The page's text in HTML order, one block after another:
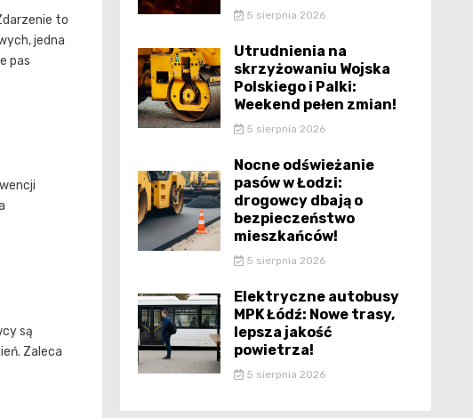
to
jedna
pas
są
Zaleca
5 sierpnia 2026
Utrudnienia na
skrzyżowaniu Wojska
Polskiego i Palki:
Weekend pełen zmian!
5 sierpnia 2026
Nocne odświeżanie
pasów w Łodzi:
drogowcy dbają o
bezpieczeństwo
mieszkańców!
5 sierpnia 2026
Elektryczne autobusy
MPK Łódź: Nowe trasy,
lepsza jakość
powietrza!
5 sierpnia 2026